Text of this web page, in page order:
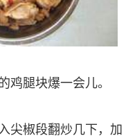
鸡腿块爆一会儿。
尖椒段翻炒几下，加